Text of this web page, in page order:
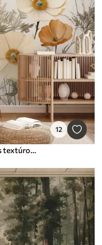
12
Oranžovo-biele vintage maky s textúrou, tenkými stonkami a listami, svetlé béžové pozadie, akvarelový štýl